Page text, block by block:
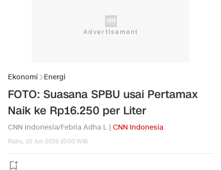
Ekonomi Energi
FOTO: Suasana SPBU usai Pertamax
Naik ke Rp16.250 per Liter
CNN Indonesia/Febria Adha L | CNN Indonesia
Rabu, 10 Jun 2026 10:03 WIB